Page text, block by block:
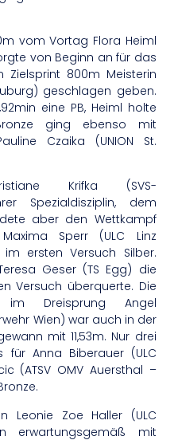
vom Vortag Flora Heiml
von Beginn an für das
800m Meisterin
geschlagen geben.
eine PB, Heiml holte
ging ebenso mit
Czaika (UNION St.
Krifka (SVS-
Spezialdisziplin, dem
aber den Wettkampf
Sperr (ULC Linz
ersten Versuch Silber.
Geser (TS Egg) die
Versuch überquerte. Die
im Dreisprung Angel
Wien) war auch in der
mit 11,53m. Nur drei
Anna Biberauer (ULC
(ATSV OMV Auersthal –
Leonie Zoe Haller (ULC
erwartungsgemäß mit